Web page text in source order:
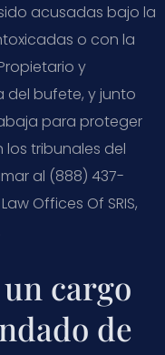
acusadas bajo la
o con la
y
del bufete, y junto
para proteger
tribunales del
al (888) 437-
Offices Of SRIS,
cargo
de